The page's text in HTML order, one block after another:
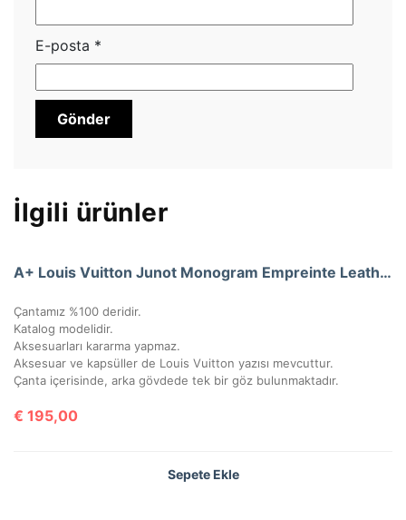
E-posta *
İlgili ürünler
A+ Louis Vuitton Junot Monogram Empreinte Leather (Mavi)
Çantamız %100 deridir.
Katalog modelidir.
Aksesuarları kararma yapmaz.
Aksesuar ve kapsüller de Louis Vuitton yazısı mevcuttur.
Çanta içerisinde, arka gövdede tek bir göz bulunmaktadır.
€ 195,00
Sepete Ekle